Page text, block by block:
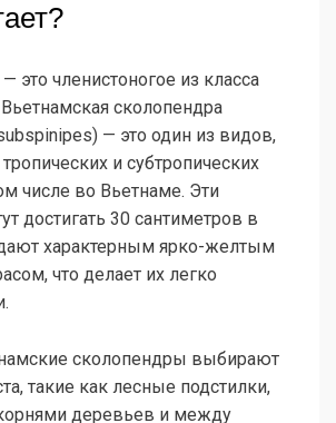
это членистоногое из класса
сколопендра
— это один из видов,
и субтропических
числе во Вьетнаме. Эти
достигать 30 сантиметров в
характерным ярко-желтым
что делает их легко
сколопендры выбирают
такие как лесные подстилки,
деревьев и между